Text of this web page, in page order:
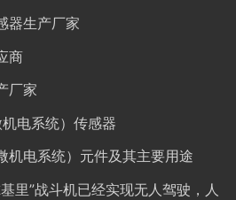
器生产厂家
商
厂家
电系统）传感器
机电系统）元件及其主要用途
里”战斗机已经实现无人驾驶，人